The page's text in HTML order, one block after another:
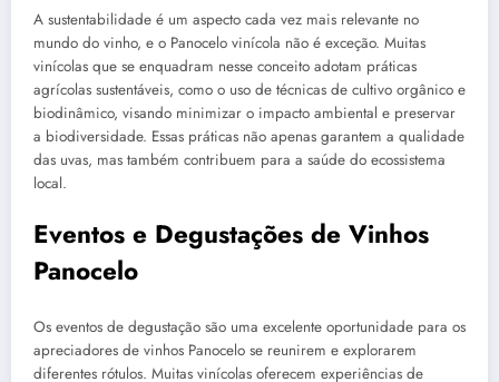
A sustentabilidade é um aspecto cada vez mais relevante no
mundo do vinho, e o Panocelo vinícola não é exceção. Muitas
vinícolas que se enquadram nesse conceito adotam práticas
agrícolas sustentáveis, como o uso de técnicas de cultivo orgânico e
biodinâmico, visando minimizar o impacto ambiental e preservar
a biodiversidade. Essas práticas não apenas garantem a qualidade
das uvas, mas também contribuem para a saúde do ecossistema
local.
Eventos e Degustações de Vinhos
Panocelo
Os eventos de degustação são uma excelente oportunidade para os
apreciadores de vinhos Panocelo se reunirem e explorarem
diferentes rótulos. Muitas vinícolas oferecem experiências de